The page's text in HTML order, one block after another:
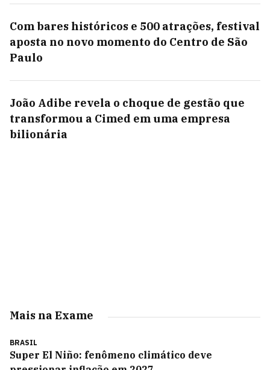
Com bares históricos e 500 atrações, festival
aposta no novo momento do Centro de São
Paulo
João Adibe revela o choque de gestão que
transformou a Cimed em uma empresa
bilionária
Mais na Exame
BRASIL
Super El Niño: fenômeno climático deve